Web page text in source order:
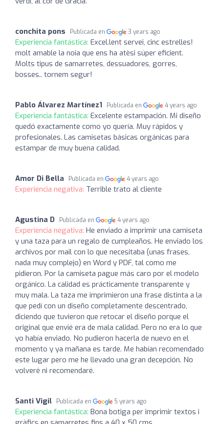
conchita pons Publicada en 3 years ago
Experiencia fantástica: Excel.lent servei, cinc estrelles!
molt amable la noia que ens ha atèsi súper eficient.
Molts tipus de samarretes, dessuadores, gorres,
bosses.. tornem segur!
Pablo Álvarez Martínez1 Publicada en 4 years ago
Experiencia fantástica: Excelente estampación. Mi diseño
quedó exactamente como yo quería. Muy rápidos y
profesionales. Las camisetas básicas orgánicas para
estampar de muy buena calidad.
Amor Di Bella Publicada en 4 years ago
Experiencia negativa: Terrible trato al cliente
Agustina D Publicada en 4 years ago
Experiencia negativa: He enviado a imprimir una camiseta
y una taza para un regalo de cumpleaños. He enviado los
archivos por mail con lo que necesitaba (unas frases,
nada muy complejo) en Word y PDF, tal como me
pidieron. Por la camiseta pague más caro por el modelo
orgánico. La calidad es prácticamente transparente y
muy mala. La taza me imprimieron una frase distinta a la
que pedí con un diseño completamente descentrado,
diciendo que tuvieron que retocar el diseño porque el
original que envié era de mala calidad. Pero no era lo que
yo había enviado. No pudieron hacerla de nuevo en el
momento y ya mañana es tarde. Me habían recomendado
este lugar pero me he llevado una gran decepción. No
volveré ni recomendaré.
Santi Vigil Publicada en 5 years ago
Experiencia fantástica: Bona botiga per imprimir textos i